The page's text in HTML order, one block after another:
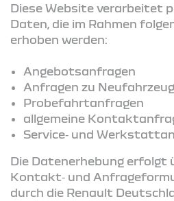
Diese Website verarbeitet
Daten, die im Rahmen
erhoben werden:
Angebotsanfragen
Anfragen zu
Probefahrtanfragen
allgemeine
Service‑ und
Die Datenerhebung erfolgt
Kontakt‑ und
durch die Renault